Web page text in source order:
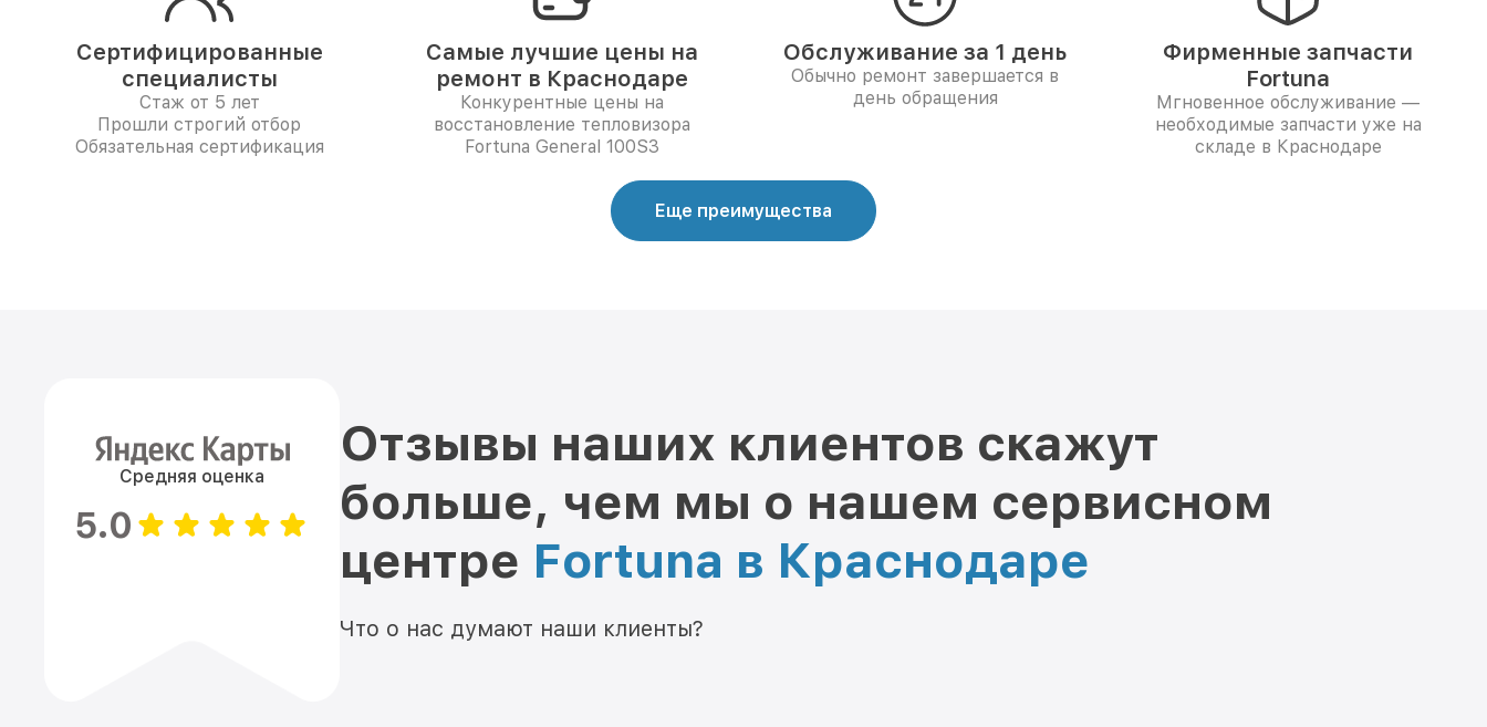
Сертифицированные
специалисты
Стаж от 5 лет
Прошли строгий отбор
Обязательная сертификация
Самые лучшие цены на
ремонт в Краснодаре
Конкурентные цены на
восстановление тепловизора
Fortuna General 100S3
Обслуживание за 1 день
Обычно ремонт завершается в
день обращения
Фирменные запчасти
Fortuna
Мгновенное обслуживание —
необходимые запчасти уже на
складе в Краснодаре
Еще преимущества
Средняя оценка
5.0
Отзывы наших клиентов скажут
больше, чем мы о нашем сервисном
центре Fortuna в Краснодаре
Что о нас думают наши клиенты?